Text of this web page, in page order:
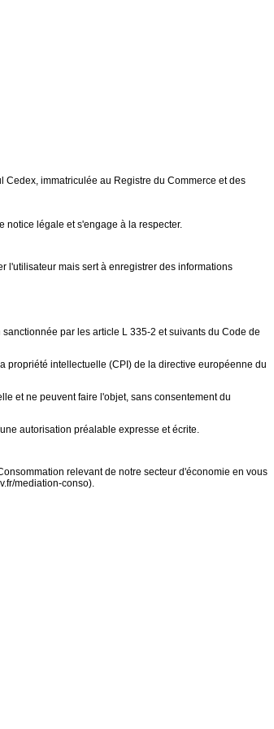
immatriculée au Registre du Commerce et des
notice légale et s'engage à la respecter.
l'utilisateur mais sert à enregistrer des informations
par les article L 335-2 et suivants du Code de
propriété intellectuelle (CPI) de la directive européenne du
et ne peuvent faire l'objet, sans consentement du
autorisation préalable expresse et écrite.
relevant de notre secteur d'économie en vous
mediation-conso).